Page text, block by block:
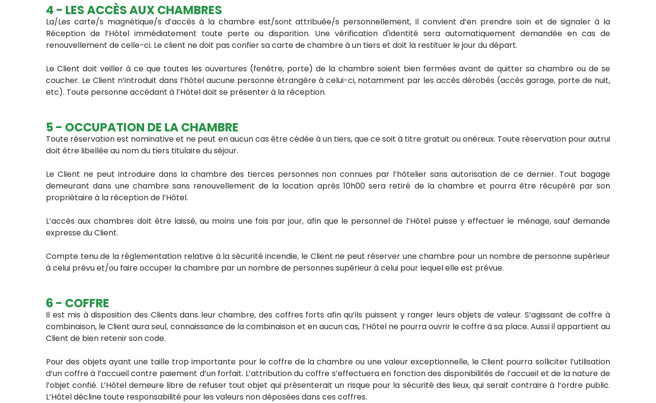
4 - LES ACCÈS AUX CHAMBRES
La/Les carte/s magnétique/s d’accès à la chambre est/sont attribuée/s personnellement, il convient d’en prendre soin et de signaler à la
Réception de l’Hôtel immédiatement toute perte ou disparition. Une vérification d'identité sera automatiquement demandée en cas de
renouvellement de celle-ci. Le client ne doit pas confier sa carte de chambre à un tiers et doit la restituer le jour du départ.
Le Client doit veiller à ce que toutes les ouvertures (fenêtre, porte) de la chambre soient bien fermées avant de quitter sa chambre ou de se
coucher. Le Client n’introduit dans l’hôtel aucune personne étrangère à celui-ci, notamment par les accès dérobés (accès garage, porte de nuit,
etc). Toute personne accédant à l’Hôtel doit se présenter à la réception.
5 - OCCUPATION DE LA CHAMBRE
Toute réservation est nominative et ne peut en aucun cas être cédée à un tiers, que ce soit à titre gratuit ou onéreux. Toute réservation pour autrui
doit être libellée au nom du tiers titulaire du séjour.
Le Client ne peut introduire dans la chambre des tierces personnes non connues par l’hôtelier sans autorisation de ce dernier. Tout bagage
demeurant dans une chambre sans renouvellement de la location après 10h00 sera retiré de la chambre et pourra être récupéré par son
propriétaire à la réception de l’Hôtel.
L’accès aux chambres doit être laissé, au moins une fois par jour, afin que le personnel de l’Hôtel puisse y effectuer le ménage, sauf demande
expresse du Client.
Compte tenu de la réglementation relative à la sécurité incendie, le Client ne peut réserver une chambre pour un nombre de personne supérieur
à celui prévu et/ou faire occuper la chambre par un nombre de personnes supérieur à celui pour lequel elle est prévue.
6 - COFFRE
Il est mis à disposition des Clients dans leur chambre, des coffres forts afin qu’ils puissent y ranger leurs objets de valeur. S’agissant de coffre à
combinaison, le Client aura seul, connaissance de la combinaison et en aucun cas, l’Hôtel ne pourra ouvrir le coffre à sa place. Aussi il appartient au
Client de bien retenir son code.
Pour des objets ayant une taille trop importante pour le coffre de la chambre ou une valeur exceptionnelle, le Client pourra solliciter l’utilisation
d’un coffre à l’accueil contre paiement d’un forfait. L’attribution du coffre s’effectuera en fonction des disponibilités de l’accueil et de la nature de
l’objet confié. L’Hôtel demeure libre de refuser tout objet qui présenterait un risque pour la sécurité des lieux, qui serait contraire à l’ordre public.
L’Hôtel décline toute responsabilité pour les valeurs non déposées dans ces coffres.